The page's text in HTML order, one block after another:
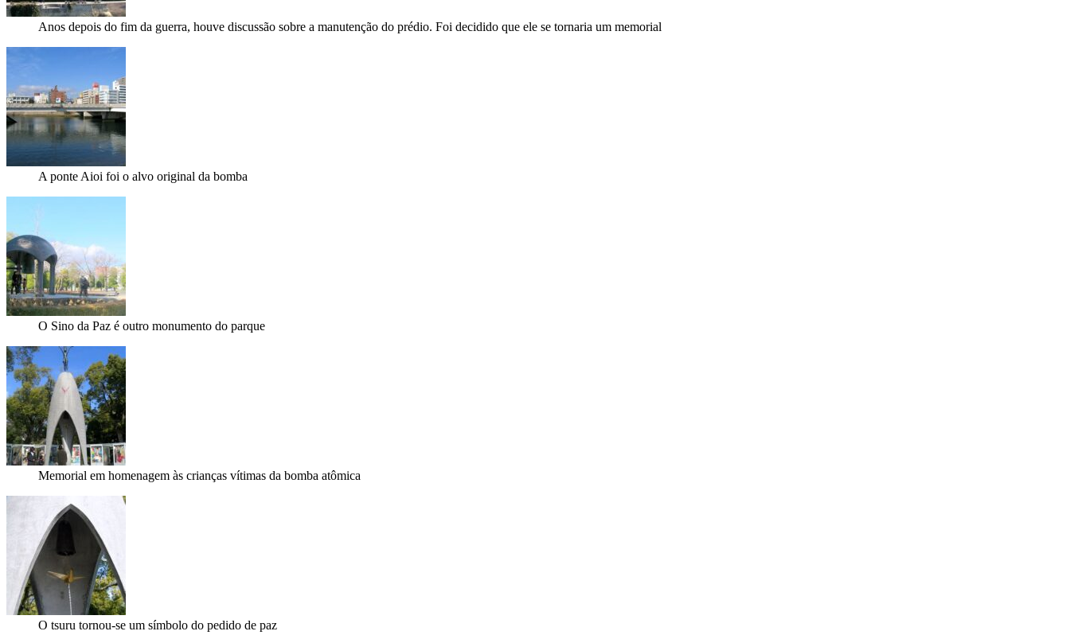
Anos depois do fim da guerra, houve discussão sobre a manutenção do prédio. Foi decidido que ele se tornaria um memorial
A ponte Aioi foi o alvo original da bomba
O Sino da Paz é outro monumento do parque
Memorial em homenagem às crianças vítimas da bomba atômica
O tsuru tornou-se um símbolo do pedido de paz